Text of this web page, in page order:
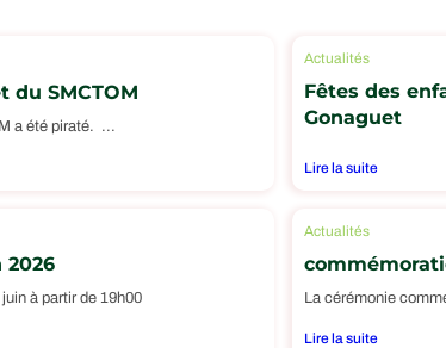
SMCTOM
a été piraté. ...
Actualités
Fêtes des
Gonaguet
Lire la suite
2026
à partir de 19h00
Actualités
La cérémonie
Lire la suite